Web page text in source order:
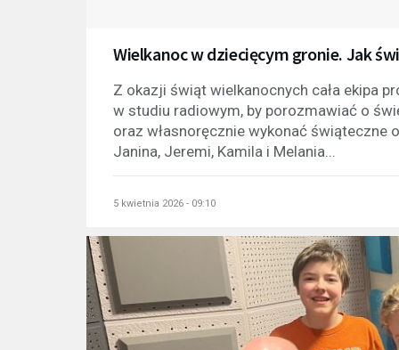
Wielkanoc w dziecięcym gronie. Jak
Z okazji świąt wielkanocnych cała ekipa
w studiu radiowym, by porozmawiać o
oraz własnoręcznie wykonać świąteczne
Janina, Jeremi, Kamila i Melania...
5 kwietnia 2026 - 09:10